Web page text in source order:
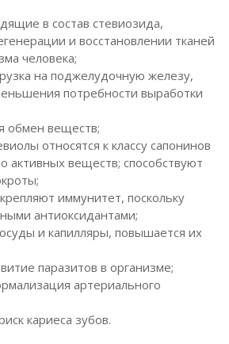
в состав стевиозида,
и восстановлении тканей
человека;
на поджелудочную железу,
потребности выработки
обмен веществ;
относятся к классу сапонинов
активных веществ; способствуют
иммунитет, поскольку
антиоксидантами;
и капилляры, повышается их
паразитов в организме;
артериального
кариеса зубов.